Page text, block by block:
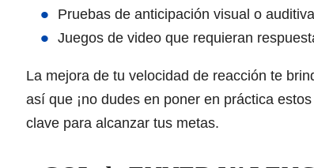
Pruebas de anticipación visual o
Juegos de video que requieran
La mejora de tu velocidad de reacción te
así que ¡no dudes en poner en práctica
clave para alcanzar tus metas.